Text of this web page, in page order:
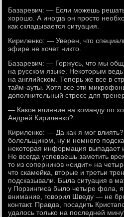
Базаревич: — Если можешь
хорошо. А иногда он просто
как складывается ситуация.
Кириленко: — Уверен, что
эфире не хочет никто.
Базаревич: — Горжусь, что мы
на русском языке. Некоторым ведь
на английском. Теперь же все в
тайм-ауты. Хотя все эти
дополнительный стресс для
— Какое влияние на команду по
Андрей Кириленко?
Кириленко: — Да как я мог
болельщиком, ну и немного
некоторая информация выпадает
Не всегда успеваешь заметить
то из соперников «сидит» на
что скамейка, вторые и третьи
подсказывали. Была ситуация в
у Порзингиса было четыре фола,
внимание, говорил Шведу — не
контакт. Правда, посадить
удалось только на последней